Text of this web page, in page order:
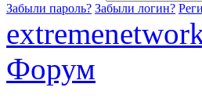
Забыли пароль? Забыли логин?
Форум